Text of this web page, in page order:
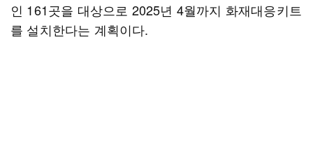
인 161곳을 대상으로 2025년 4월까지 화재대응키트
를 설치한다는 계획이다.